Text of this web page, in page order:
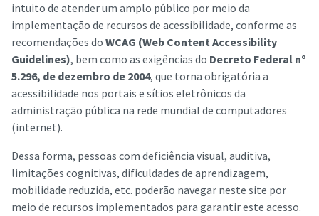
intuito de atender um amplo público por meio da
implementação de recursos de acessibilidade, conforme as
recomendações do WCAG (Web Content Accessibility
Guidelines), bem como as exigências do Decreto Federal nº
5.296, de dezembro de 2004, que torna obrigatória a
acessibilidade nos portais e sítios eletrônicos da
administração pública na rede mundial de computadores
(internet).
Dessa forma, pessoas com deficiência visual, auditiva,
limitações cognitivas, dificuldades de aprendizagem,
mobilidade reduzida, etc. poderão navegar neste site por
meio de recursos implementados para garantir este acesso.